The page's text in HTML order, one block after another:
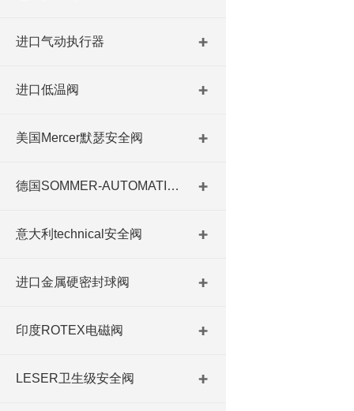
进口气动执行器
进口低温阀
美国Mercer默瑟安全阀
德国SOMMER-AUTOMATIC 平行抓手 德国夹盘 德国进口夹盘
意大利technical安全阀
进口金属硬密封球阀
印度ROTEX电磁阀
LESER卫生级安全阀